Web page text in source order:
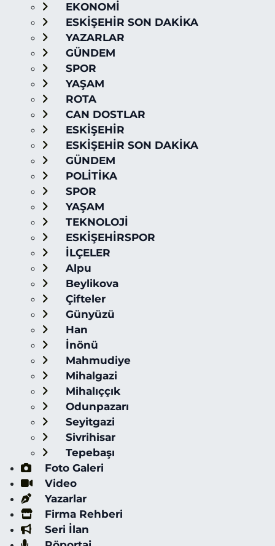
EKONOMİ
ESKİŞEHİR SON DAKİKA
YAZARLAR
GÜNDEM
SPOR
YAŞAM
ROTA
CAN DOSTLAR
ESKİŞEHİR
ESKİŞEHİR SON DAKİKA
GÜNDEM
POLİTİKA
SPOR
YAŞAM
TEKNOLOJİ
ESKİŞEHİRSPOR
İLÇELER
Alpu
Beylikova
Çifteler
Günyüzü
Han
İnönü
Mahmudiye
Mihalgazi
Mihalıççık
Odunpazarı
Seyitgazi
Sivrihisar
Tepebaşı
Foto Galeri
Video
Yazarlar
Firma Rehberi
Seri İlan